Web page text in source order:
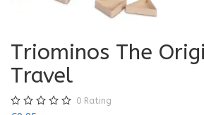
Triominos The
Travel
0 Rating